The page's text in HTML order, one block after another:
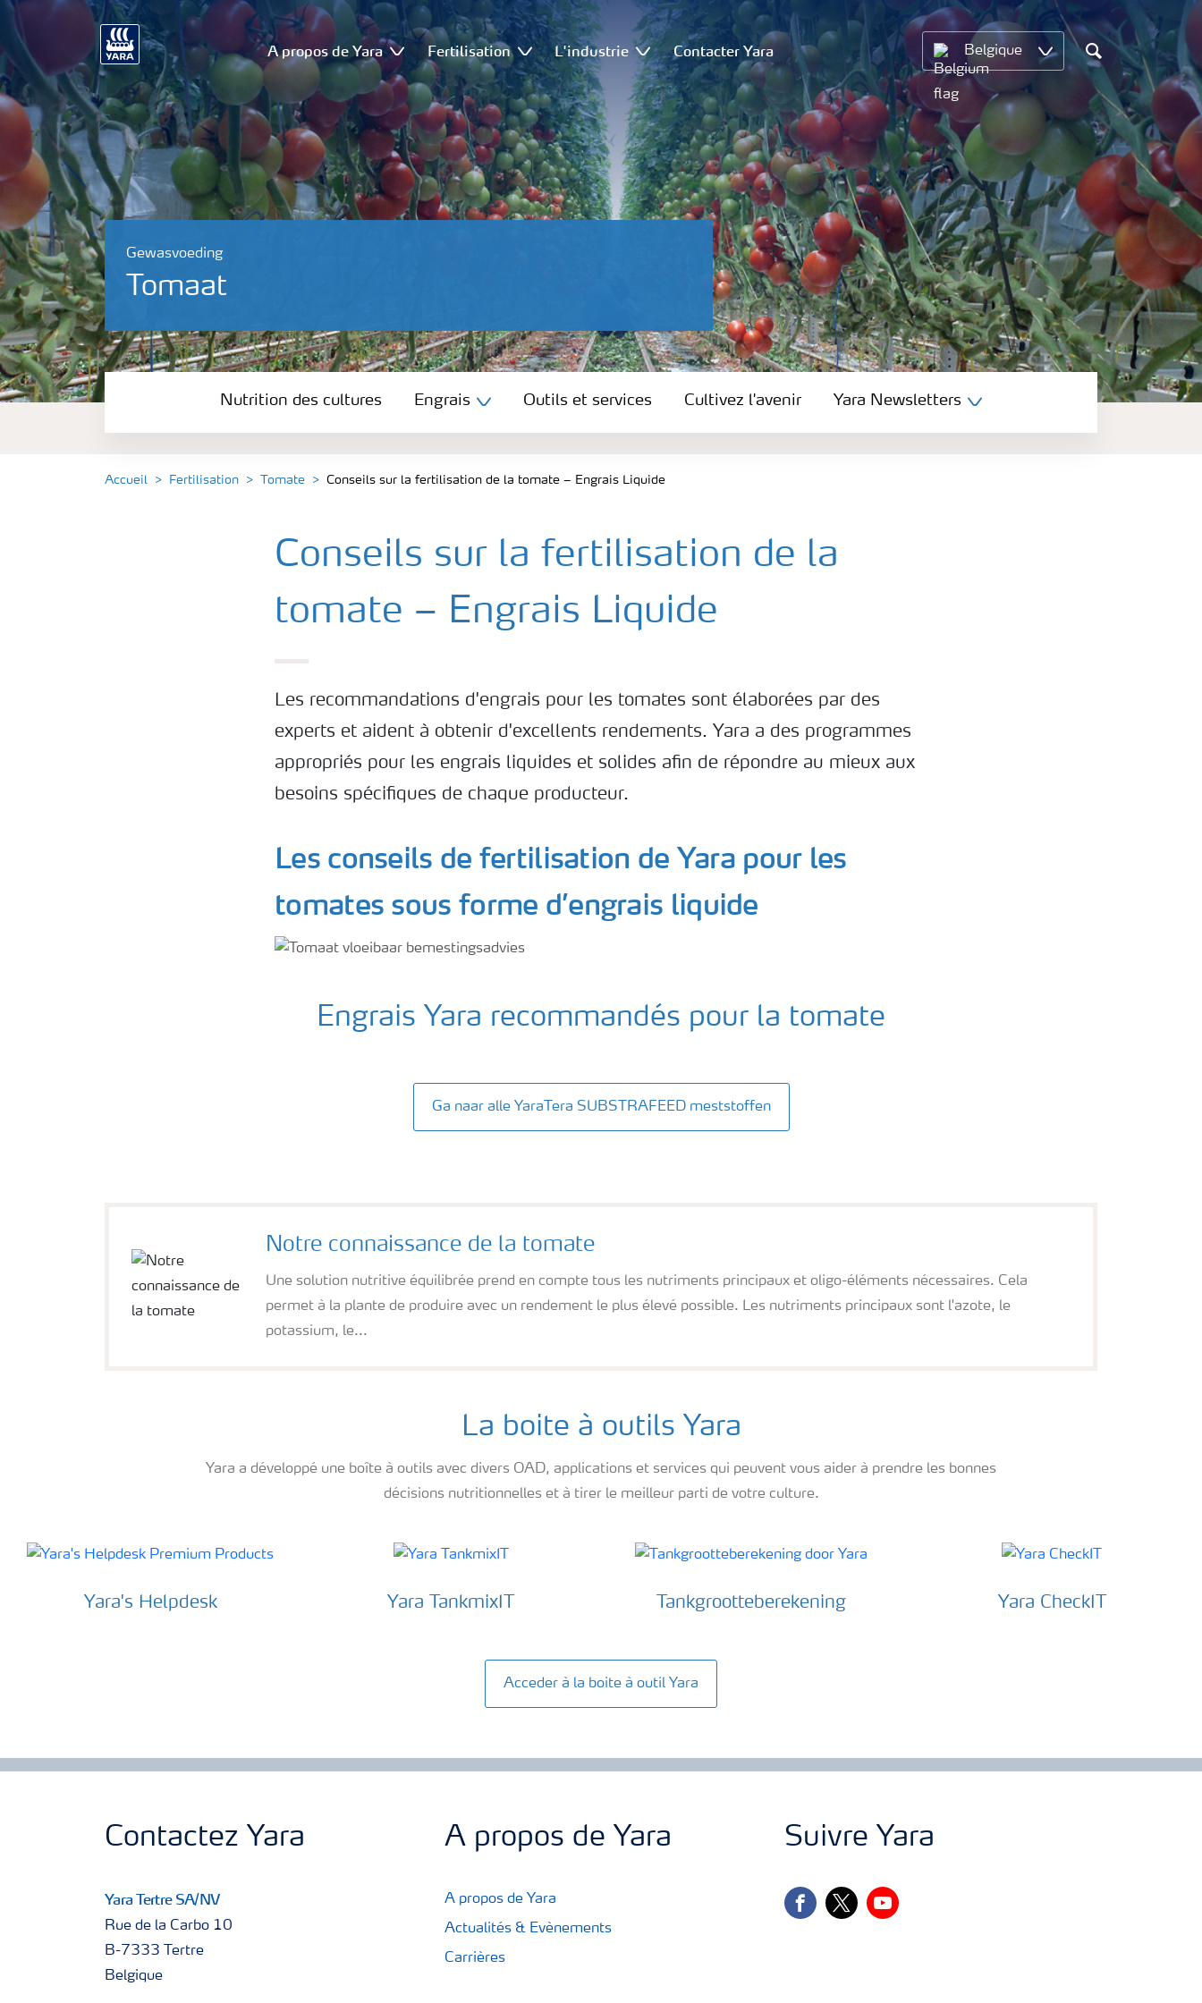
A propos de Yara Fertilisation L'industrie Contacter Yara Belgique
Chercher
Gewasvoeding
Tomaat
Nutrition des cultures
Outils et services
Nutrition des cultures Engrais Outils et services Cultivez l'avenir Yara Newsletters
Accueil Fertilisation Tomate Conseils sur la fertilisation de la tomate – Engrais Liquide
Conseils sur la fertilisation de la
tomate – Engrais Liquide
Les recommandations d'engrais pour les tomates sont élaborées par des
experts et aident à obtenir d'excellents rendements. Yara a des programmes
appropriés pour les engrais liquides et solides afin de répondre au mieux aux
besoins spécifiques de chaque producteur.
Les conseils de fertilisation de Yara pour les
tomates sous forme d’engrais liquide
Engrais Yara recommandés pour la tomate
Ga naar alle YaraTera SUBSTRAFEED meststoffen
Notre connaissance de la tomate
Une solution nutritive équilibrée prend en compte tous les nutriments principaux et oligo-éléments nécessaires. Cela
permet à la plante de produire avec un rendement le plus élevé possible. Les nutriments principaux sont l'azote, le
potassium, le...
La boite à outils Yara
Yara a développé une boîte à outils avec divers OAD, applications et services qui peuvent vous aider à prendre les bonnes
décisions nutritionnelles et à tirer le meilleur parti de votre culture.
Yara's Helpdesk Yara TankmixIT Tankgrootteberekening Yara CheckIT
Acceder à la boite à outil Yara
Contactez Yara
Yara Tertre SA/NV
Rue de la Carbo 10
B-7333 Tertre
Belgique
A propos de Yara
A propos de Yara
Actualités & Evènements
Carrières
Suivre Yara
facebooktwitteryoutube